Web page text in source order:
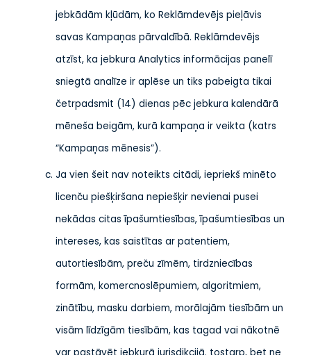
jebkādām kļūdām, ko Reklāmdevējs pieļāvis
savas Kampaņas pārvaldībā. Reklāmdevējs
atzīst, ka jebkura Analytics informācijas panelī
sniegtā analīze ir aplēse un tiks pabeigta tikai
četrpadsmit (14) dienas pēc jebkura kalendārā
mēneša beigām, kurā kampaņa ir veikta (katrs
“Kampaņas mēnesis”).
Ja vien šeit nav noteikts citādi, iepriekš minēto
licenču piešķiršana nepiešķir nevienai pusei
nekādas citas īpašumtiesības, īpašumtiesības un
intereses, kas saistītas ar patentiem,
autortiesībām, preču zīmēm, tirdzniecības
formām, komercnoslēpumiem, algoritmiem,
zinātību, masku darbiem, morālajām tiesībām un
visām līdzīgām tiesībām, kas tagad vai nākotnē